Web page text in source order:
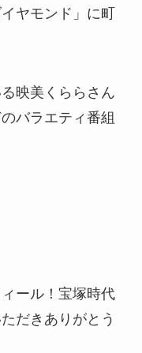
ヤモンド」に町
映美くららさん
バラエティ番組
ール！宝塚時代
だきありがとう